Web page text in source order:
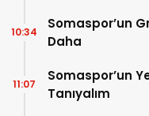
Somaspor’un
Daha
10:34
Somaspor’un
Tanıyalım
11:07